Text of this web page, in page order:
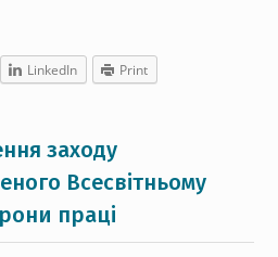
LinkedIn Print
заходу
Всесвітньому
праці